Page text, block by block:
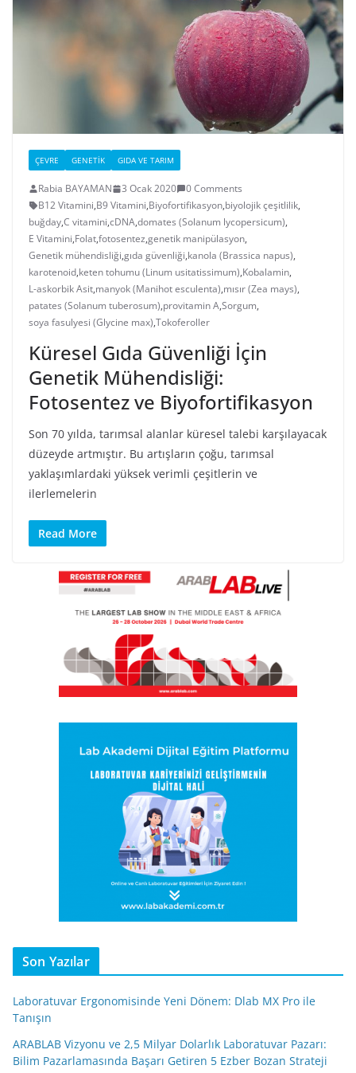
ÇEVRE GENETIK GIDA VE TARIM
Rabia BAYAMAN 3 Ocak 2020
0 Comments
B12 Vitamini,B9 Vitamini,Biyofortifikasyon,biyolojik çeşitlilik,
buğday,C vitamini,cDNA,domates (Solanum lycopersicum),
E Vitamini,Folat,fotosentez,genetik manipülasyon,
Genetik mühendisliği,gıda güvenliği,kanola (Brassica napus),
karotenoid,keten tohumu (Linum usitatissimum),Kobalamin,
L-askorbik Asit,manyok (Manihot esculenta),mısır (Zea mays),
patates (Solanum tuberosum),provitamin A,Sorgum,
soya fasulyesi (Glycine max),Tokoferoller
Küresel Gıda Güvenliği İçin
Genetik Mühendisliği:
Fotosentez ve Biyofortifikasyon
Son 70 yılda, tarımsal alanlar küresel talebi karşılayacak
düzeyde artmıştır. Bu artışların çoğu, tarımsal
yaklaşımlardaki yüksek verimli çeşitlerin ve
ilerlemelerin
Read More
Son Yazılar
Laboratuvar Ergonomisinde Yeni Dönem: Dlab MX Pro ile
Tanışın
ARABLAB Vizyonu ve 2,5 Milyar Dolarlık Laboratuvar Pazarı:
Bilim Pazarlamasında Başarı Getiren 5 Ezber Bozan Strateji